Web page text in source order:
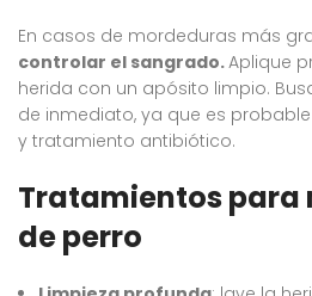
En casos de mordeduras más
controlar el sangrado.Aplique
herida con un apósito limpio.
de inmediato, ya que es
y tratamiento antibiótico.
Tratamientos para
de perro